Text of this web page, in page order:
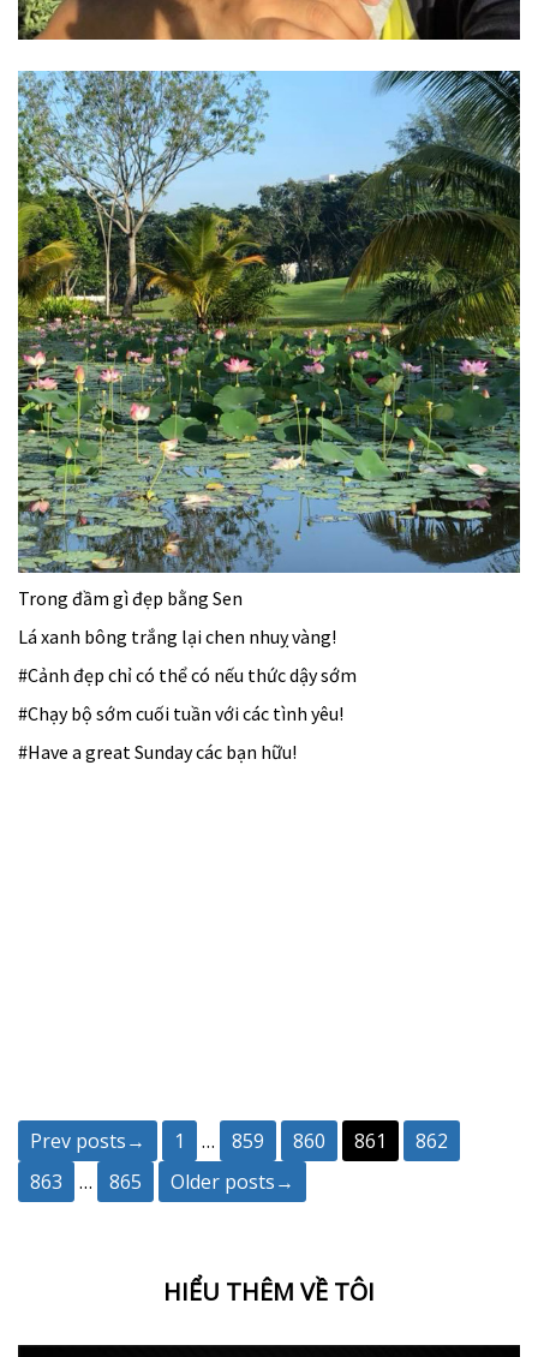
Trong đầm gì đẹp bằng Sen
Lá xanh bông trắng lại chen nhuỵ vàng!
#Cảnh đẹp chỉ có thể có nếu thức dậy sớm
#Chạy bộ sớm cuối tuần với các tình yêu!
#Have a great Sunday các bạn hữu!
Prev posts→ 1 … 859 860 861
862
863
… 865 Older posts→
HIỂU THÊM VỀ TÔI